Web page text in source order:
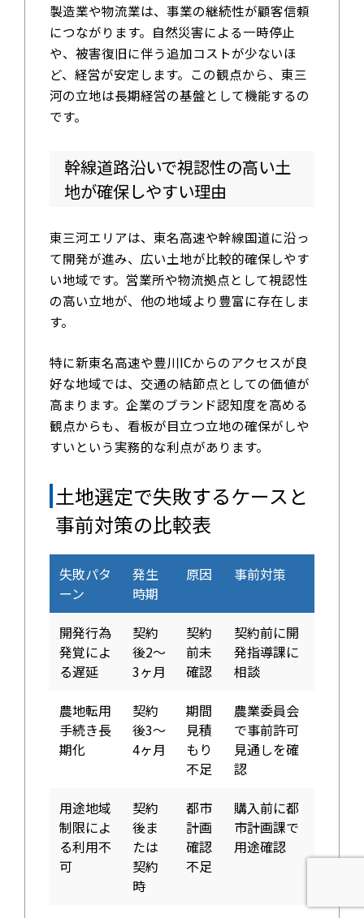
製造業や物流業は、事業の継続性が顧客信頼
につながります。自然災害による一時停止
や、被害復旧に伴う追加コストが少ないほ
ど、経営が安定します。この観点から、東三
河の立地は長期経営の基盤として機能するの
です。
幹線道路沿いで視認性の高い土
地が確保しやすい理由
東三河エリアは、東名高速や幹線国道に沿っ
て開発が進み、広い土地が比較的確保しやす
い地域です。営業所や物流拠点として視認性
の高い立地が、他の地域より豊富に存在しま
す。
特に新東名高速や豊川ICからのアクセスが良
好な地域では、交通の結節点としての価値が
高まります。企業のブランド認知度を高める
観点からも、看板が目立つ立地の確保がしや
すいという実務的な利点があります。
土地選定で失敗するケースと
事前対策の比較表
失敗パタ
ーン
発生
時期
原因 事前対策
開発行為
発覚によ
る遅延
契約
後2〜
3ヶ月
契約
前未
確認
契約前に開
発指導課に
相談
農地転用
手続き長
期化
契約
後3〜
4ヶ月
期間
見積
もり
不足
農業委員会
で事前許可
見通しを確
認
用途地域
制限によ
る利用不
可
契約
後ま
たは
契約
時
都市
計画
確認
不足
購入前に都
市計画課で
用途確認